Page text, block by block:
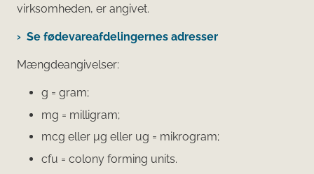
virksomheden, er angivet.
Se fødevareafdelingernes adresser
Mængdeangivelser:
g = gram;
mg = milligram;
mcg eller μg eller ug = mikrogram;
cfu = colony forming units.